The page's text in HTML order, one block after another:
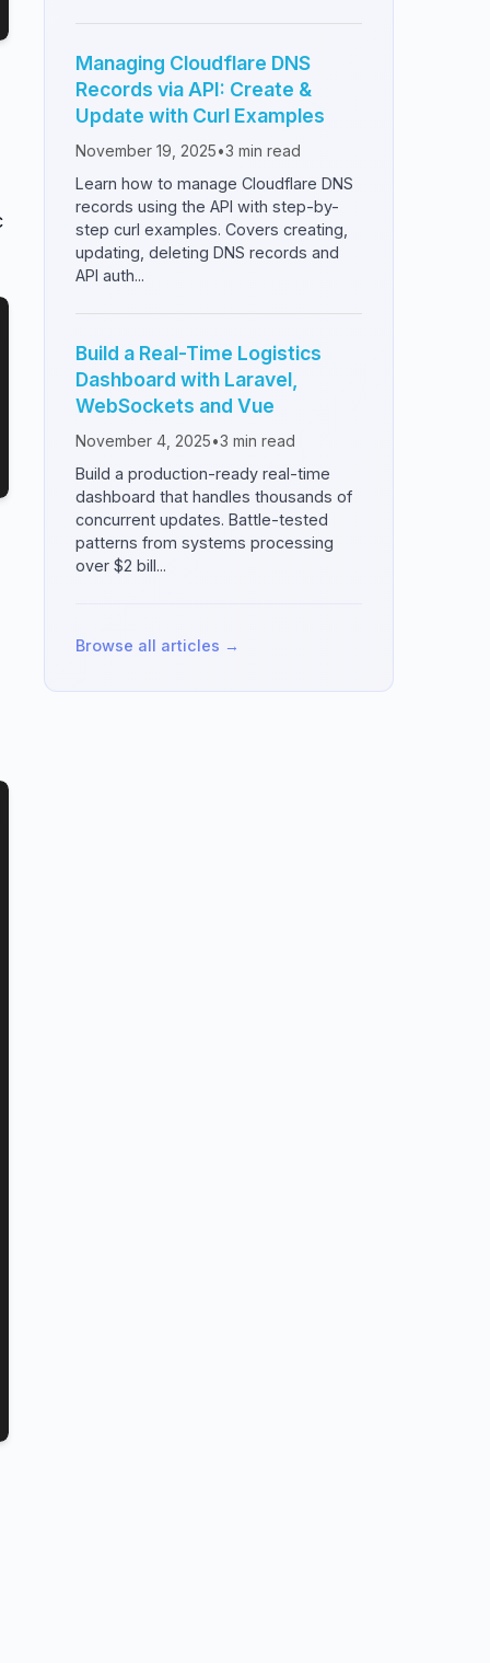
Managing Cloudflare DNS
Records via API: Create &
Update with Curl Examples
November 19, 2025•3 min read
Learn how to manage Cloudflare DNS
records using the API with step-by-
step curl examples. Covers creating,
updating, deleting DNS records and
API auth...
Build a Real-Time Logistics
Dashboard with Laravel,
WebSockets and Vue
November 4, 2025•3 min read
Build a production-ready real-time
dashboard that handles thousands of
concurrent updates. Battle-tested
patterns from systems processing
over $2 bill...
Browse all articles →